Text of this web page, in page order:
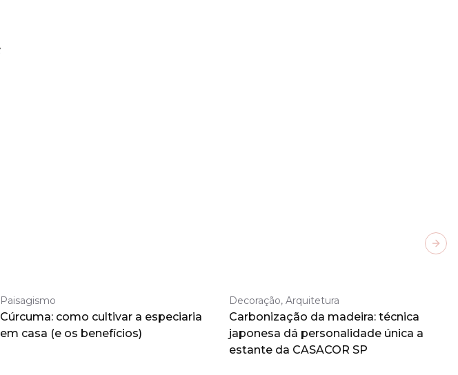
Paisagismo
Cúrcuma: como cultivar a especiaria
em casa (e os benefícios)
Decoração, Arquitetura
Carbonização da madeira: técnica
japonesa dá personalidade única a
estante da CASACOR SP